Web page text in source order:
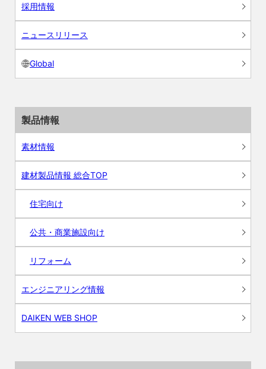
採用情報
ニュースリリース
Global
製品情報
素材情報
建材製品情報 総合TOP
住宅向け
公共・商業施設向け
リフォーム
エンジニアリング情報
DAIKEN WEB SHOP